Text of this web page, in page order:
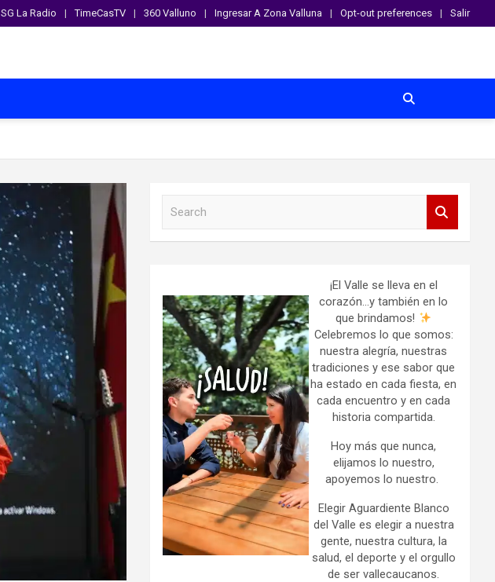
SG La Radio TimeCasTV 360 Valluno Ingresar A Zona Valluna Opt-out preferences Salir
¡El Valle se lleva en el
corazón…y también en lo
que brindamos!
Celebremos lo que somos:
nuestra alegría, nuestras
tradiciones y ese sabor que
ha estado en cada fiesta, en
cada encuentro y en cada
historia compartida.
Hoy más que nunca,
elijamos lo nuestro,
apoyemos lo nuestro.
Elegir Aguardiente Blanco
del Valle es elegir a nuestra
gente, nuestra cultura, la
salud, el deporte y el orgullo
de ser vallecaucanos.